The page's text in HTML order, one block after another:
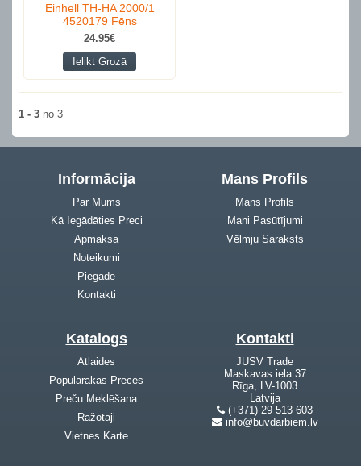
Einhell TH-HA 2000/1
4520179 Fēns
24.95€
Ielikt Grozā
1 - 3 no 3
Informācija
Par Mums
Kā Iegādāties Preci
Apmaksa
Noteikumi
Piegāde
Kontakti
Mans Profils
Mans Profils
Mani Pasūtījumi
Vēlmju Saraksts
Katalogs
Atlaides
Populārākās Preces
Preču Meklēšana
Ražotāji
Vietnes Karte
Kontakti
JUSV Trade
Maskavas iela 37
Rīga, LV-1003
Latvija
(+371) 29 513 603
info@buvdarbiem.lv